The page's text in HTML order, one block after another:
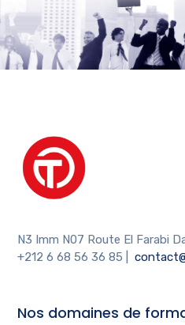
N3 Imm N07 Route El Farabi
+212 6 68 56 36 85
|
Nos domaines de